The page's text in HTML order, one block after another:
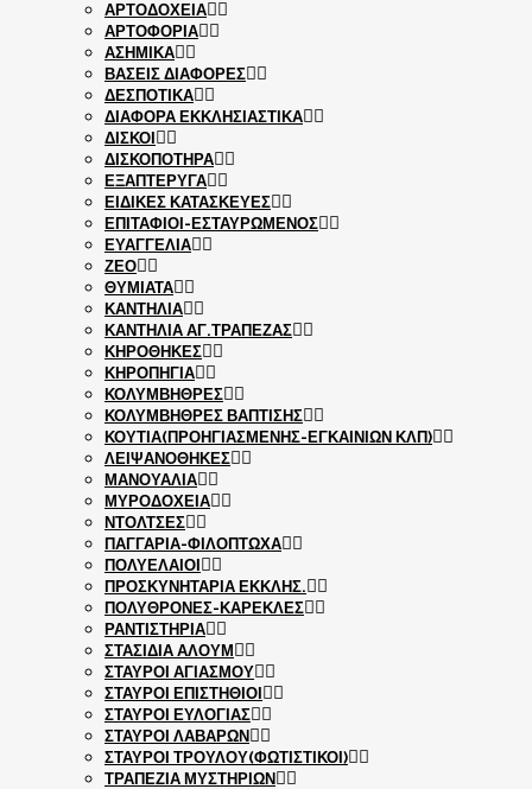
ΑΡΤΟΔΟΧΕΙΑ
ΑΡΤΟΦΟΡΙΑ
ΑΣΗΜΙΚΑ
ΒΑΣΕΙΣ ΔΙΑΦΟΡΕΣ
ΔΕΣΠΟΤΙΚΑ
ΔΙΑΦΟΡΑ ΕΚΚΛΗΣΙΑΣΤΙΚΑ
ΔΙΣΚΟΙ
ΔΙΣΚΟΠΟΤΗΡΑ
ΕΞΑΠΤΕΡΥΓΑ
ΕΙΔΙΚΕΣ ΚΑΤΑΣΚΕΥΕΣ
ΕΠΙΤΑΦΙΟΙ-ΕΣΤΑΥΡΩΜΕΝΟΣ
ΕΥΑΓΓΕΛΙΑ
ΖΕΟ
ΘΥΜΙΑΤΑ
ΚΑΝΤΗΛΙΑ
ΚΑΝΤΗΛΙΑ ΑΓ.ΤΡΑΠΕΖΑΣ
ΚΗΡΟΘΗΚΕΣ
ΚΗΡΟΠΗΓΙΑ
ΚΟΛΥΜΒΗΘΡΕΣ
ΚΟΛΥΜΒΗΘΡΕΣ ΒΑΠΤΙΣΗΣ
ΚΟΥΤΙΑ(ΠΡΟΗΓΙΑΣΜΕΝΗΣ-ΕΓΚΑΙΝΙΩΝ ΚΛΠ)
ΛΕΙΨΑΝΟΘΗΚΕΣ
ΜΑΝΟΥΑΛΙΑ
ΜΥΡΟΔΟΧΕΙΑ
ΝΤΟΛΤΣΕΣ
ΠΑΓΓΑΡΙΑ-ΦΙΛΟΠΤΩΧΑ
ΠΟΛΥΕΛΑΙΟΙ
ΠΡΟΣΚΥΝΗΤΑΡΙΑ ΕΚΚΛΗΣ.
ΠΟΛΥΘΡΟΝΕΣ-ΚΑΡΕΚΛΕΣ
ΡΑΝΤΙΣΤΗΡΙΑ
ΣΤΑΣΙΔΙΑ ΑΛΟΥΜ
ΣΤΑΥΡΟΙ ΑΓΙΑΣΜΟΥ
ΣΤΑΥΡΟΙ ΕΠΙΣΤΗΘΙΟΙ
ΣΤΑΥΡΟΙ ΕΥΛΟΓΙΑΣ
ΣΤΑΥΡΟΙ ΛΑΒΑΡΩΝ
ΣΤΑΥΡΟΙ ΤΡΟΥΛΟΥ(ΦΩΤΙΣΤΙΚΟΙ)
ΤΡΑΠΕΖΙΑ ΜΥΣΤΗΡΙΩΝ